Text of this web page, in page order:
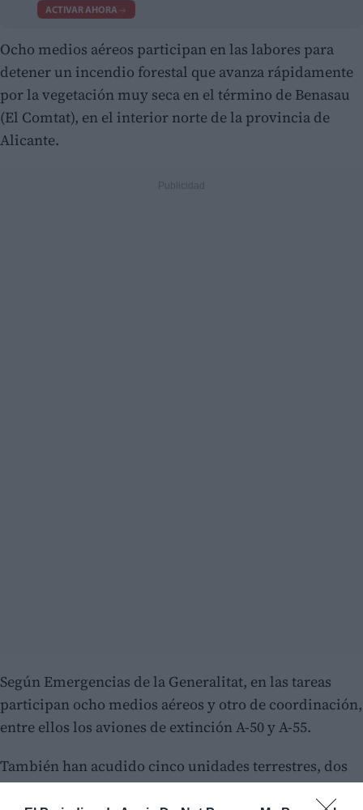
ACTIVAR AHORA
Ocho medios aéreos participan en las labores para
detener un incendio forestal que avanza rápidamente
por la vegetación muy seca en el término de Benasau
(El Comtat), en el interior norte de la provincia de
Alicante.
Según Emergencias de la Generalitat, en las tareas
participan ocho medios aéreos y otro de coordinación,
entre ellos los aviones de extinción A-50 y A-55.
También han acudido cinco unidades terrestres, dos
helitransportadas de los bomberos forestales, cuatro